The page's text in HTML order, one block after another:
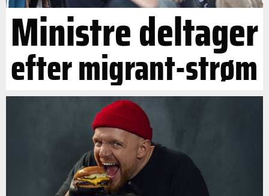
Ministre deltager
efter migrant-strøm